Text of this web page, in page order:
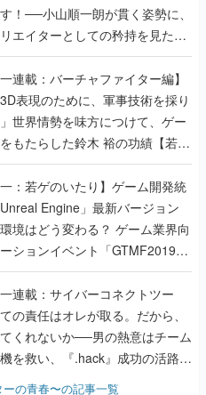
！──小山順一朗が貫く姿勢に、
エイターとしての矜持を見た
たり最終回】
一連載：バーチャファイター編】
3D表現のために、軍事技術を採り
世界情勢を味方につけて、ゲー
もたらした鈴木 裕の功績【若ゲ
一：若ゲのいたり】ゲーム開発統
Engine」最新バージョン
境はどう変わる？ ゲーム業界向
ションイベント「GTMF2019」
より理解を深めよう【PR】
一連載：サイバーコネクトツー
の責任はオレが取る。だから、
くれないか──男の熱意はチーム
を救い、『.hack』成功の活路を
界の快男児・松山 洋に流れる血は
の青春〜の記事一覧